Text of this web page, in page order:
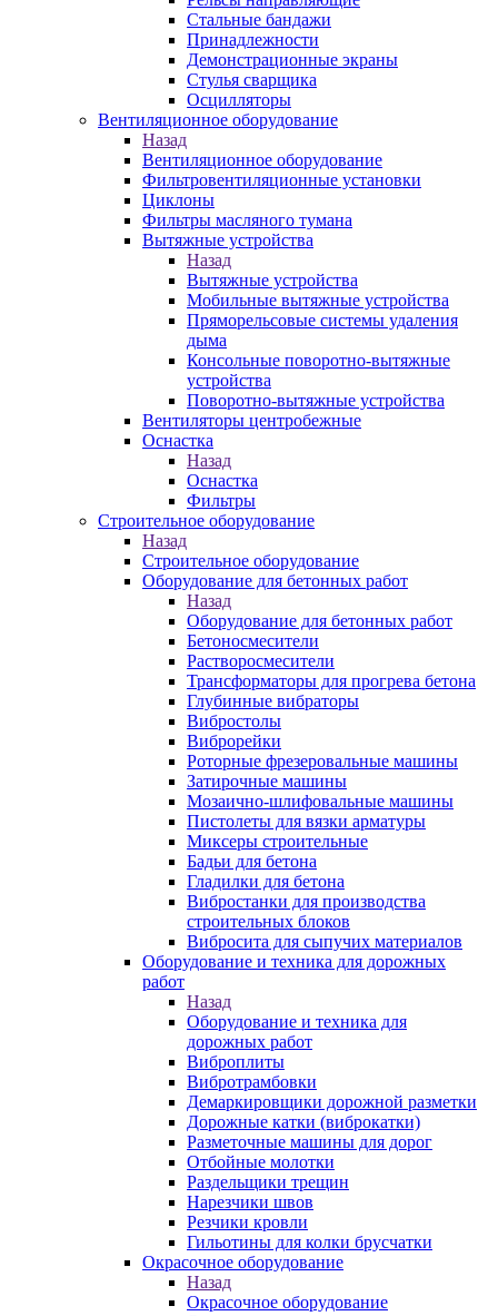
Стальные бандажи
Принадлежности
Демонстрационные экраны
Стулья сварщика
Осцилляторы
Вентиляционное оборудование
Назад
Вентиляционное оборудование
Фильтровентиляционные установки
Циклоны
Фильтры масляного тумана
Вытяжные устройства
Назад
Вытяжные устройства
Мобильные вытяжные устройства
Пряморельсовые системы удаления
дыма
Консольные поворотно-вытяжные
устройства
Поворотно-вытяжные устройства
Вентиляторы центробежные
Оснастка
Назад
Оснастка
Фильтры
Строительное оборудование
Назад
Строительное оборудование
Оборудование для бетонных работ
Назад
Оборудование для бетонных работ
Бетоносмесители
Растворосмесители
Трансформаторы для прогрева бетона
Глубинные вибраторы
Вибростолы
Виброрейки
Роторные фрезеровальные машины
Затирочные машины
Мозаично-шлифовальные машины
Пистолеты для вязки арматуры
Миксеры строительные
Бадьи для бетона
Гладилки для бетона
Вибростанки для производства
строительных блоков
Вибросита для сыпучих материалов
Оборудование и техника для дорожных
работ
Назад
Оборудование и техника для
дорожных работ
Виброплиты
Вибротрамбовки
Демаркировщики дорожной разметки
Дорожные катки (виброкатки)
Разметочные машины для дорог
Отбойные молотки
Раздельщики трещин
Нарезчики швов
Резчики кровли
Гильотины для колки брусчатки
Окрасочное оборудование
Назад
Окрасочное оборудование